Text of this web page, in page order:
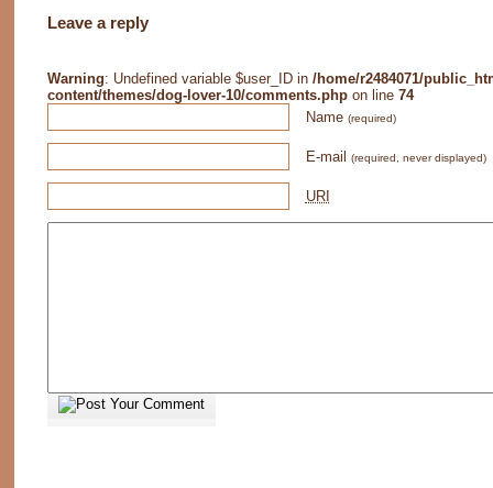
Leave a reply
Warning: Undefined variable $user_ID in /home/r2484071/
content/themes/dog-lover-10/comments.phpon line 74
Name (required)
E-mail (required, never displayed)
URI